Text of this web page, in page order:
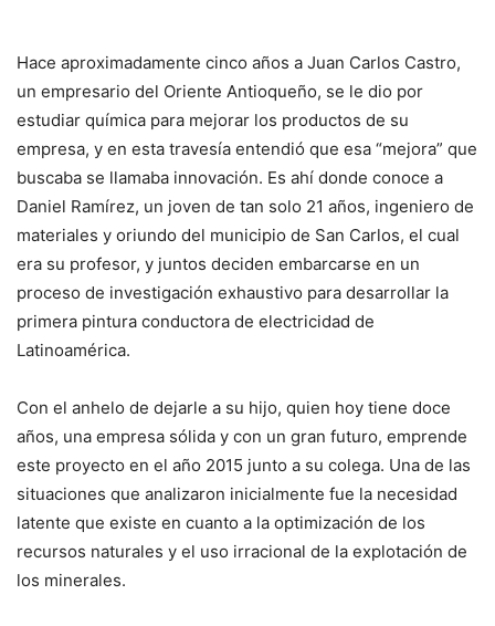
Hace aproximadamente cinco años a Juan Carlos Castro,
un empresario del Oriente Antioqueño, se le dio por
estudiar química para mejorar los productos de su
empresa, y en esta travesía entendió que esa “mejora” que
buscaba se llamaba innovación. Es ahí donde conoce a
Daniel Ramírez, un joven de tan solo 21 años, ingeniero de
materiales y oriundo del municipio de San Carlos, el cual
era su profesor, y juntos deciden embarcarse en un
proceso de investigación exhaustivo para desarrollar la
primera pintura conductora de electricidad de
Latinoamérica.
Con el anhelo de dejarle a su hijo, quien hoy tiene doce
años, una empresa sólida y con un gran futuro, emprende
este proyecto en el año 2015 junto a su colega. Una de las
situaciones que analizaron inicialmente fue la necesidad
latente que existe en cuanto a la optimización de los
recursos naturales y el uso irracional de la explotación de
los minerales.